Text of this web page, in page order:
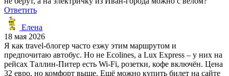
Ответить
Елена
18 мая 2026
Я как travel-блогер часто езжу этим маршрутом и
предпочитаю автобус. Но не Ecolines, а Lux Express – у них на
рейсах Таллин-Питер есть Wi-Fi, розетки, кофе включён. Цена
32 евро, но комфорт выше. Ещё можно купить билет на сайте